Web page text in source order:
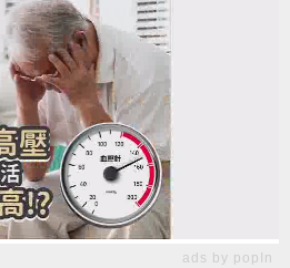
ads by popIn